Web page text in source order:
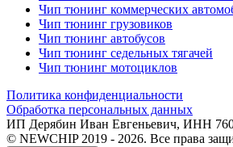
Чип тюнинг коммерческих
Чип тюнинг грузовиков
Чип тюнинг автобусов
Чип тюнинг седельных тягачей
Чип тюнинг мотоциклов
Политика конфиденциальности
Обработка персональных данных
ИП Дерябин Иван Евгеньевич, ИНН
© NEWCHIP 2019 - 2026. Все права